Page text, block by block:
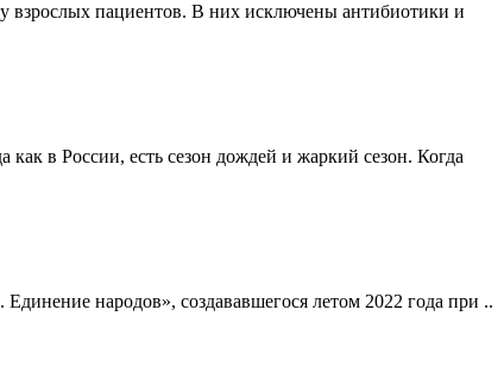
взрослых пациентов. В них исключены антибиотики и
как в России, есть сезон дождей и жаркий сезон. Когда
народов», создававшегося летом 2022 года при ..